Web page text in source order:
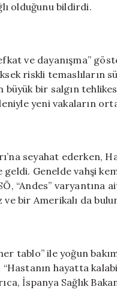
olduğunu bildirdi.
ve dayanışma”
riskli temaslıların
büyük bir salgın
yeni vakaların
seyahat ederken,
geldi. Genelde vahşi
“Andes” varyantına
bir Amerikalı da
tablo” ile yoğun
hayatta
İspanya Sağlık